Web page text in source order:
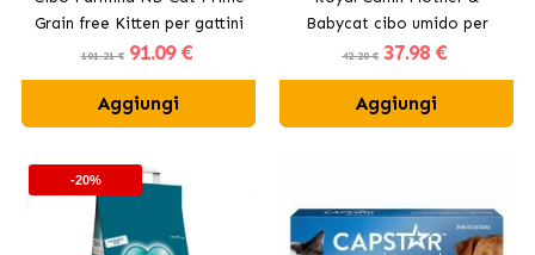
Grain free Kitten per gattini
con pollo
101.21 € 91.09 €
Aggiungi
Babycat cibo umido per
gattini e gatte in
42.20 € 37.98 €
Aggiungi
-20%